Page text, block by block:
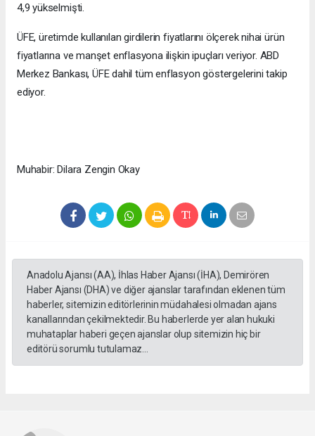
4,9 yükselmişti.
ÜFE, üretimde kullanılan girdilerin fiyatlarını ölçerek nihai ürün
fiyatlarına ve manşet enflasyona ilişkin ipuçları veriyor. ABD
Merkez Bankası, ÜFE dahil tüm enflasyon göstergelerini takip
ediyor.
Muhabir: Dilara Zengin Okay
Anadolu Ajansı (AA), İhlas Haber Ajansı (İHA), Demirören
Haber Ajansı (DHA) ve diğer ajanslar tarafından eklenen tüm
haberler, sitemizin editörlerinin müdahalesi olmadan ajans
kanallarından çekilmektedir. Bu haberlerde yer alan hukuki
muhataplar haberi geçen ajanslar olup sitemizin hiç bir
editörü sorumlu tutulamaz...